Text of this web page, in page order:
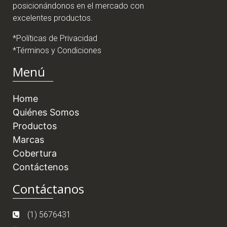
posicionándonos en el mercado con
excelentes productos.
*Políticas de Privacidad
*Términos y Condiciones
Menú
Home
Quiénes Somos
Productos
Marcas
Cobertura
Contáctenos
Contáctanos
(1) 5676431